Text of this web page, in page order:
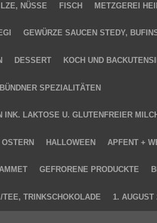
NÜSSE FISCH METZGEREI
GEWÜRZE SAUCEN STEDY,
DESSERT KOCH UND
BÜNDNER SPEZIALITÄTEN
INK. LAKTOSE U. GLUTENFREIER
OSTERN HALLOWEEN APFENT +
GEFRORENE PRODUCKTE
TRINKSCHOKOLADE 1. AUGUST